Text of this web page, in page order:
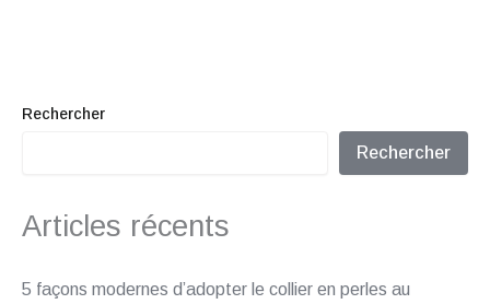
Rechercher
Rechercher
Articles récents
5 façons modernes d’adopter le collier en perles au